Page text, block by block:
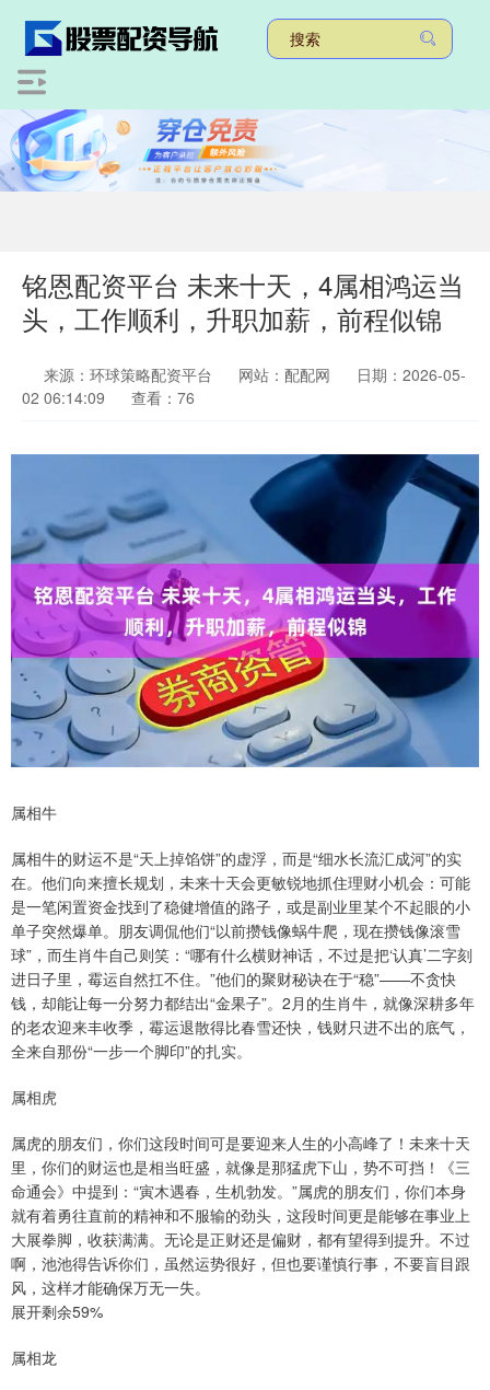
铭恩配资平台 未来十天，4属相鸿运当
头，工作顺利，升职加薪，前程似锦
来源：环球策略配资平台 网站：配配网
日期：2026-05-
02 06:14:09
查看：76
属相牛
属相牛的财运不是“天上掉馅饼”的虚浮，而是“细水长流汇成河”的实
在。他们向来擅长规划，未来十天会更敏锐地抓住理财小机会：可能
是一笔闲置资金找到了稳健增值的路子，或是副业里某个不起眼的小
单子突然爆单。朋友调侃他们“以前攒钱像蜗牛爬，现在攒钱像滚雪
球”，而生肖牛自己则笑：“哪有什么横财神话，不过是把‘认真’二字刻
进日子里，霉运自然扛不住。”他们的聚财秘诀在于“稳”——不贪快
钱，却能让每一分努力都结出“金果子”。2月的生肖牛，就像深耕多年
的老农迎来丰收季，霉运退散得比春雪还快，钱财只进不出的底气，
全来自那份“一步一个脚印”的扎实。
属相虎
属虎的朋友们，你们这段时间可是要迎来人生的小高峰了！未来十天
里，你们的财运也是相当旺盛，就像是那猛虎下山，势不可挡！《三
命通会》中提到：“寅木遇春，生机勃发。”属虎的朋友们，你们本身
就有着勇往直前的精神和不服输的劲头，这段时间更是能够在事业上
大展拳脚，收获满满。无论是正财还是偏财，都有望得到提升。不过
啊，池池得告诉你们，虽然运势很好，但也要谨慎行事，不要盲目跟
风，这样才能确保万无一失。
展开剩余59%
属相龙